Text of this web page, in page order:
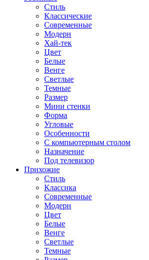
Стиль
Классические
Современные
Модерн
Хай-тек
Цвет
Белые
Венге
Светлые
Темные
Размер
Мини стенки
Форма
Угловые
Особенности
С компьютерным столом
Назначение
Под телевизор
Прихожие
Стиль
Классика
Современные
Модерн
Цвет
Белые
Венге
Светлые
Темные